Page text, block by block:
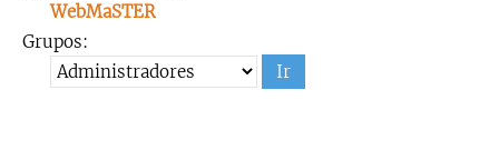
WebMaSTER
Grupos: